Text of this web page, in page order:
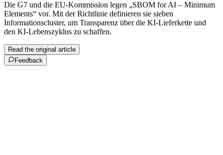
Die G7 und die EU-Kommission legen „SBOM for AI – Minimum
Elements“ vor. Mit der Richtlinie definieren sie sieben
Informationscluster, um Transparenz über die KI‑Lieferkette und
den KI-Lebenszyklus zu schaffen.
Read the original article
Feedback